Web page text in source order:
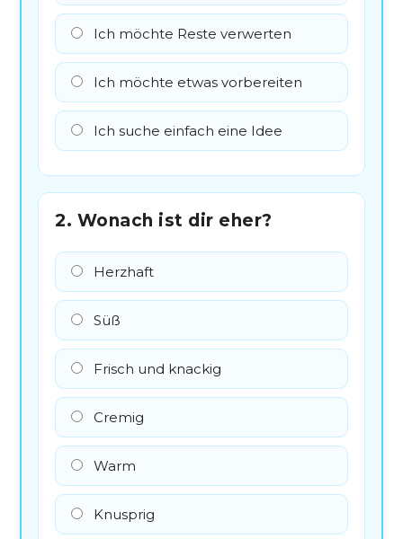
Ich möchte Reste verwerten
Ich möchte etwas vorbereiten
Ich suche einfach eine Idee
2. Wonach ist dir eher?
Herzhaft
Süß
Frisch und knackig
Cremig
Warm
Knusprig